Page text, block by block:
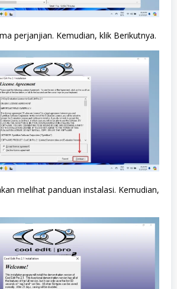
perjanjian. Kemudian, klik Berikutnya.
melihat panduan instalasi. Kemudian,